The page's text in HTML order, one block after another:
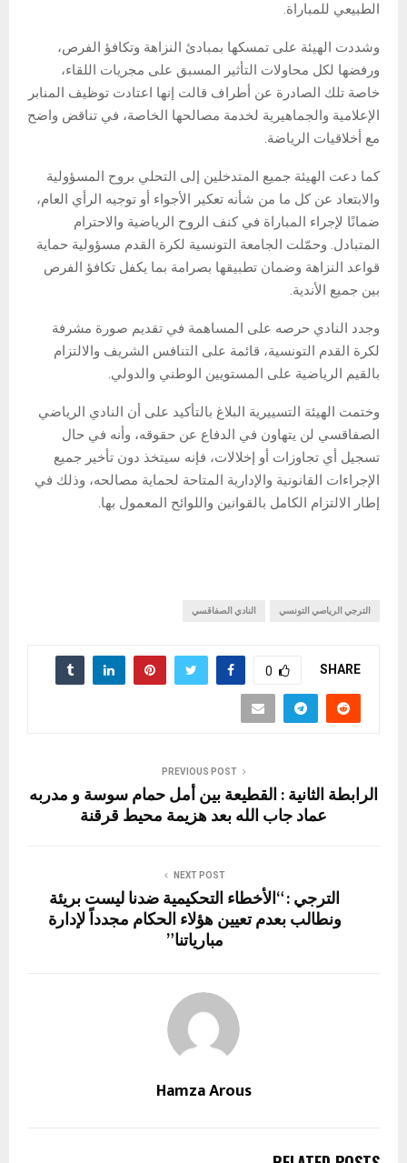
الطبيعي للمباراة.
وشددت الهيئة على تمسكها بمبادئ النزاهة وتكافؤ الفرص،
ورفضها لكل محاولات التأثير المسبق على مجريات اللقاء،
خاصة تلك الصادرة عن أطراف قالت إنها اعتادت توظيف المنابر
الإعلامية والجماهيرية لخدمة مصالحها الخاصة، في تناقض واضح
مع أخلاقيات الرياضة.
كما دعت الهيئة جميع المتدخلين إلى التحلي بروح المسؤولية
والابتعاد عن كل ما من شأنه تعكير الأجواء أو توجيه الرأي العام،
ضمانًا لإجراء المباراة في كنف الروح الرياضية والاحترام
المتبادل. وحمّلت الجامعة التونسية لكرة القدم مسؤولية حماية
قواعد النزاهة وضمان تطبيقها بصرامة بما يكفل تكافؤ الفرص
بين جميع الأندية.
وجدد النادي حرصه على المساهمة في تقديم صورة مشرفة
لكرة القدم التونسية، قائمة على التنافس الشريف والالتزام
بالقيم الرياضية على المستويين الوطني والدولي.
وختمت الهيئة التسييرية البلاغ بالتأكيد على أن النادي الرياضي
الصفاقسي لن يتهاون في الدفاع عن حقوقه، وأنه في حال
تسجيل أي تجاوزات أو إخلالات، فإنه سيتخذ دون تأخير جميع
الإجراءات القانونية والإدارية المتاحة لحماية مصالحه، وذلك في
إطار الالتزام الكامل بالقوانين واللوائح المعمول بها.
الترجي الرياصي التونسي النادي الصفاقسي
SHARE
0
PREVIOUS POST
الرابطة الثانية : القطيعة بين أمل حمام سوسة و مدربه
عماد جاب الله بعد هزيمة محيط قرقنة
NEXT POST
الترجي : “الأخطاء التحكيمية ضدنا ليست بريئة
ونطالب بعدم تعيين هؤلاء الحكام مجدداً لإدارة
مبارياتنا”
Hamza Arous